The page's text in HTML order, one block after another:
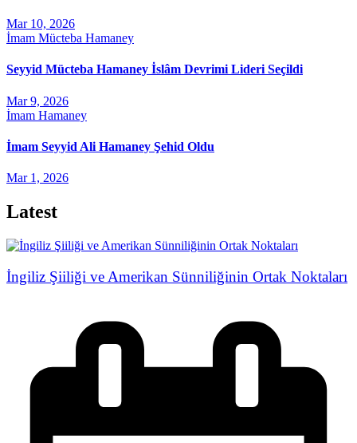
Mar 10, 2026
İmam Mücteba Hamaney
Seyyid Mücteba Hamaney İslâm Devrimi Lideri Seçildi
Mar 9, 2026
İmam Hamaney
İmam Seyyid Ali Hamaney Şehid Oldu
Mar 1, 2026
Latest
İngiliz Şiiliği ve Amerikan Sünniliğinin Ortak Noktaları